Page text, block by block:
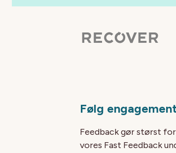
Følg
Feedback gør størst
vores Fast Feedback